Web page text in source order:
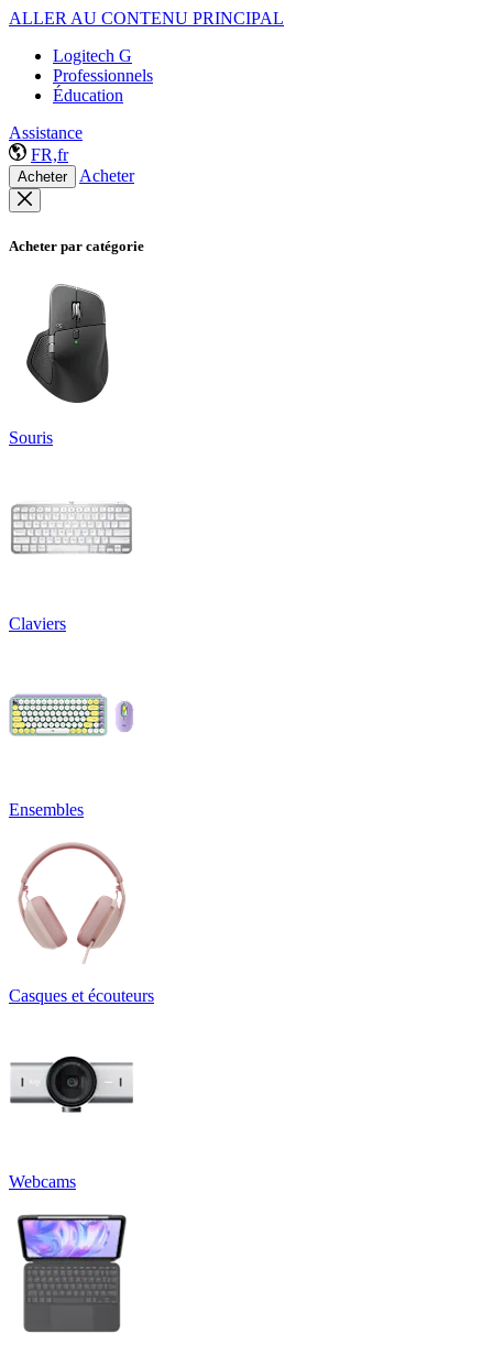
ALLER AU CONTENU PRINCIPAL
Logitech G
Professionnels
Éducation
Assistance
FR,fr
Acheter Acheter
Acheter par catégorie
Souris
Claviers
Ensembles
Casques et écouteurs
Webcams